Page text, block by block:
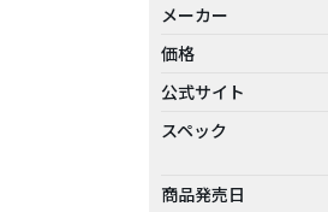
メーカー
価格
公式サイト
スペック
商品発売日